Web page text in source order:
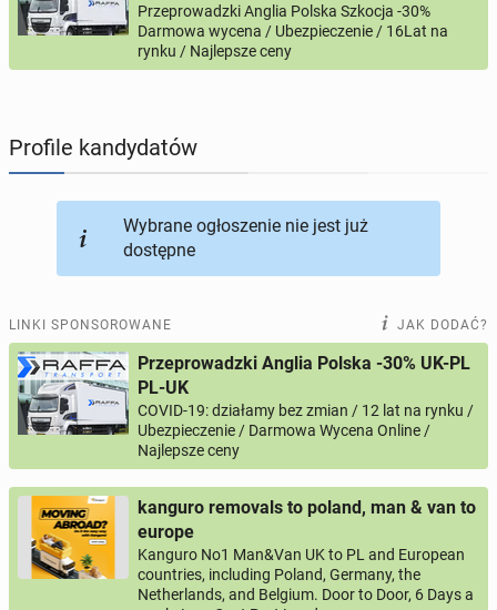
USŁUGI 164ogłoszenia online
KUPIĘ & SPRZEDAM
Przeprowadzki Anglia Polska Szkocja -30%
Darmowa wycena / Ubezpieczenie / 16Lat na
rynku / Najlepsze ceny
Profile kandydatów
Wybrane ogłoszenie nie jest już
dostępne
LINKI SPONSOROWANE JAK DODAĆ?
Przeprowadzki Anglia Polska -30% UK-PL
PL-UK
COVID-19: działamy bez zmian / 12 lat na rynku /
Ubezpieczenie / Darmowa Wycena Online /
Najlepsze ceny
kanguro removals to poland, man & van to
europe
Kanguro No1 Man&Van UK to PL and European
countries, including Poland, Germany, the
Netherlands, and Belgium. Door to Door, 6 Days a